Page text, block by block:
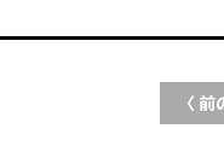
〈